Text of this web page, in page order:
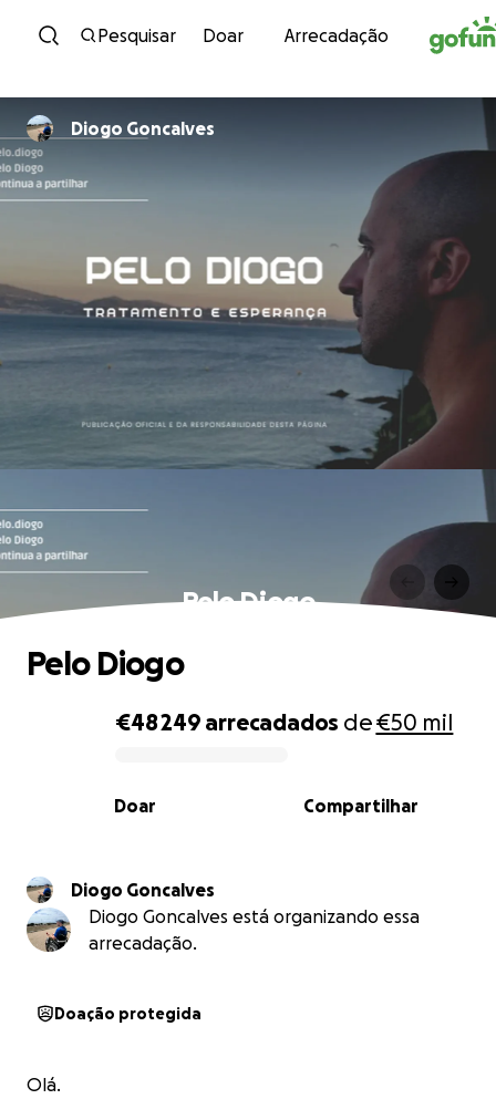
Avançar para conteúdo
Pesquisar Doar Arrecadação
Diogo Goncalves
Pelo Diogo
0% complete
€48 249 arrecadados de€50 mil
Compartilhar
Doar
Pelo Diogo
Diogo Goncalves
Diogo Goncalves está organizando essa
arrecadação.
Doação protegida
Olá.